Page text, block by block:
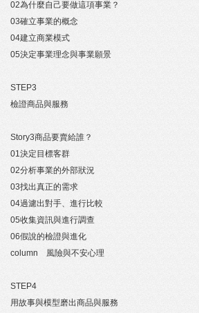
02為什麼自己要做這項事業？
03確立事業的概念
04建立商業模式
05決定事業理念與事業願景
STEP3
檢證商品與服務
Story3商品要賣給誰？
01決定目標客群
02分析事業的外部狀況
03找出真正的需求
04過濾出對手、進行比較
05收集資訊與進行調查
06假說的檢證與進化
column 風險與不安心理
STEP4
用故事與模型磨出商品與服務